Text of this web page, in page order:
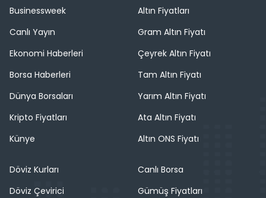
Businessweek
Canlı Yayın
Ekonomi Haberleri
Borsa Haberleri
Dünya Borsaları
Kripto Fiyatları
Künye
Altın Fiyatları
Gram Altın Fiyatı
Çeyrek Altın Fiyatı
Tam Altın Fiyatı
Yarım Altın Fiyatı
Ata Altın Fiyatı
Altın ONS Fiyatı
Döviz Kurları
Döviz Çevirici
Canlı Borsa
Gümüş Fiyatları